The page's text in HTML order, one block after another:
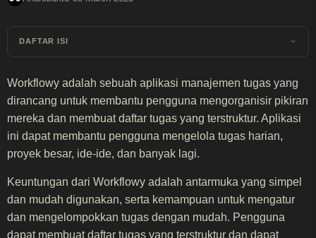
DAFTAR ISI
Workflowy adalah sebuah aplikasi manajemen tugas yang
dirancang untuk membantu pengguna mengorganisir pikiran
mereka dan membuat daftar tugas yang terstruktur. Aplikasi
ini dapat membantu pengguna mengelola tugas harian,
proyek besar, ide-ide, dan banyak lagi.
Keuntungan dari Workflowy adalah antarmuka yang simpel
dan mudah digunakan, serta kemampuan untuk mengatur
dan mengelompokkan tugas dengan mudah. Pengguna
dapat membuat daftar tugas yang terstruktur dan dapat